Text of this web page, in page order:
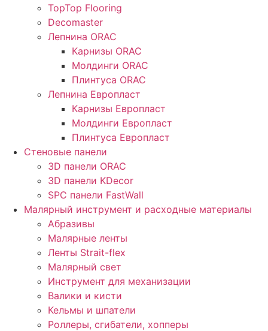
TopTop Flooring
Decomaster
Лепнина ORAC
Карнизы ORAC
Молдинги ORAC
Плинтуса ORAC
Лепнина Европласт
Карнизы Европласт
Молдинги Европласт
Плинтуса Европласт
Стеновые панели
3D панели ORAC
3D панели KDecor
SPC панели FastWall
Малярный инструмент и расходные материалы
Абразивы
Малярные ленты
Ленты Strait-flex
Малярный свет
Инструмент для механизации
Валики и кисти
Кельмы и шпатели
Роллеры, сгибатели, хопперы